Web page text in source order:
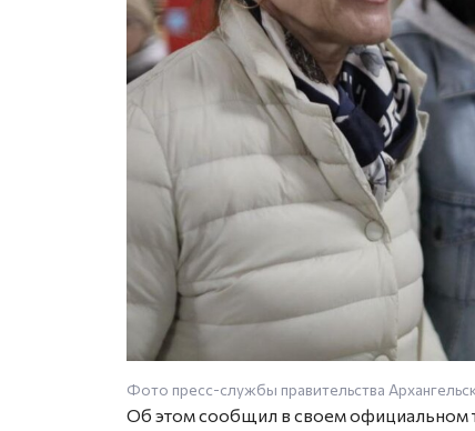
Фото пресс-службы правительства
Об этом сообщил в своем официальном